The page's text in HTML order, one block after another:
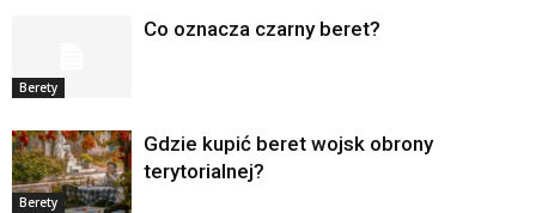
Berety
Co oznacza czarny beret?
Berety
Gdzie kupić beret wojsk obrony
terytorialnej?